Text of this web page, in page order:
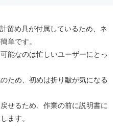
留め具が付属しているため、ネ
単です。
能なのは忙しいユーザーにとっ
ため、初めは折り皺が気になる
せるため、作業の前に説明書に
ます。